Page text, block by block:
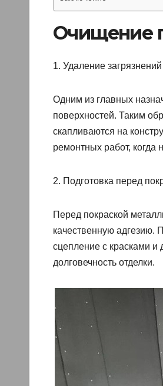
Очищение
1. Удаление загрязнений
Одним из главных
поверхностей. Таким
скапливаются на
ремонтных работ, когда
2. Подготовка перед
Перед покраской
качественную адгезию.
сцепление с красками и
долговечность отделки.